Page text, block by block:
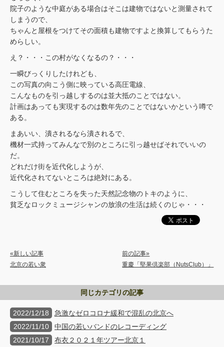
院子のような中庭がある場合はそこは建物ではないと測量されて
しまうので、
ちゃんと屋根をつけてその面積も建物ですよと換算してもらうた
めらしい。
え？・・・この村がなくなるの？・・・
一瞬びっくりしたけれども、
この写真の向こう側に映っている高圧電線、
こんなものを引っ越しするのは並大抵のことではない。
計画はあっても実現するのは数年先のことではないかという噂で
ある。
まあいい、潰されるなら潰されるで、
機材一式持ってみんなで別のところに引っ越せばそれでいいの
だ。
どれだけ街を近代化しようが、
近代化されてないところは絶対にある。
こうして住むところを失った天然記念物のトキのように、
貧乏なロックミュージシャンの放浪の生活は続くのじゃ・・・
«新しい記事
北京の若い衆
前の記事»
重慶「堅果倶楽部（NutsClub）」
同じカテゴリの記事
2022/12/18
急激なゼロコロナ緩和で混乱の北京へ
2022/11/10
中国の若いバンドのレコーディング
2021/10/17
布衣２０２１年ツアー北京１